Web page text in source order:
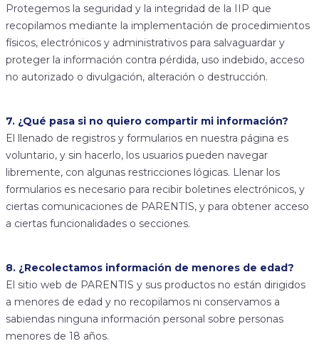
Protegemos la seguridad y la integridad de la IIP que
recopilamos mediante la implementación de procedimientos
físicos, electrónicos y administrativos para salvaguardar y
proteger la información contra pérdida, uso indebido, acceso
no autorizado o divulgación, alteración o destrucción.
7. ¿Qué pasa si no quiero compartir mi información?
El llenado de registros y formularios en nuestra página es
voluntario, y sin hacerlo, los usuarios pueden navegar
libremente, con algunas restricciones lógicas. Llenar los
formularios es necesario para recibir boletines electrónicos, y
ciertas comunicaciones de PARENTIS, y para obtener acceso
a ciertas funcionalidades o secciones.
8. ¿Recolectamos información de menores de edad?
El sitio web de PARENTIS y sus productos no están dirigidos
a menores de edad y no recopilamos ni conservamos a
sabiendas ninguna información personal sobre personas
menores de 18 años.